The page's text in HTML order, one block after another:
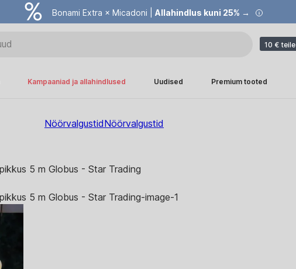
Bonami Extra × Micadoni | Allahindlus kuni 25% →
10 € teile
Kampaaniad ja allahindlused Uudised Premium tooted
NöörvalgustidNöörvalgustid